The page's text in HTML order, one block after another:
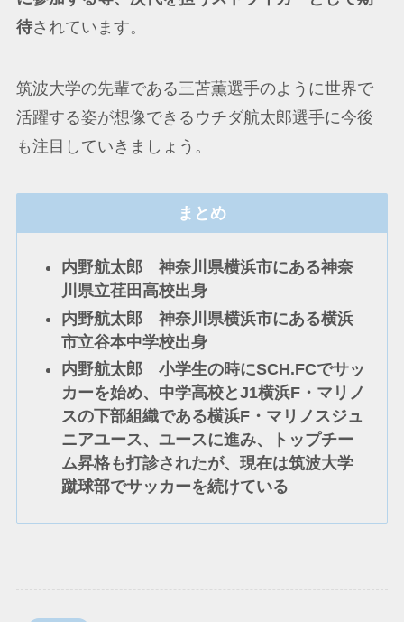
待されています。
筑波大学の先輩である三苫薫選手のように世界で
活躍する姿が想像できるウチダ航太郎選手に今後
も注目していきましょう。
まとめ
内野航太郎 神奈川県横浜市にある神奈
川県立荏田高校出身
内野航太郎 神奈川県横浜市にある横浜
市立谷本中学校出身
内野航太郎 小学生の時にSCH.FCでサッ
カーを始め、中学高校とJ1横浜F・マリノ
スの下部組織である横浜F・マリノスジュ
ニアユース、ユースに進み、トップチー
ム昇格も打診されたが、現在は筑波大学
蹴球部でサッカーを続けている